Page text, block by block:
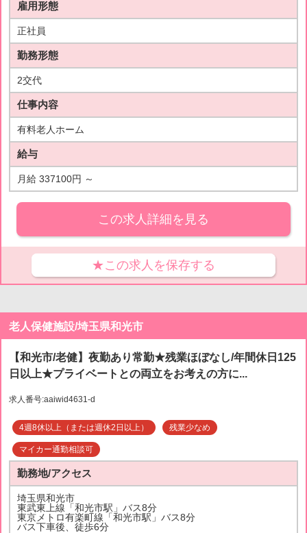
雇用形態
正社員
勤務形態
2交代
仕事内容
有料老人ホーム
給与
月給 337100円 ～
この求人詳細を見る
★この求人を保存する
老人保健施設/埼玉県和光市
【和光市/老健】夜勤あり常勤★残業ほぼなし/年間休日125
日以上★プライベートとの両立をお考えの方に...
求人番号:aaiwid4631-d
4週8休以上（または週休2日以上） 残業少なめ
マイカー通勤相談可
勤務地/アクセス
埼玉県和光市
東武東上線「和光市駅」バス8分
東京メトロ有楽町線「和光市駅」バス8分
バス下車後、徒歩6分